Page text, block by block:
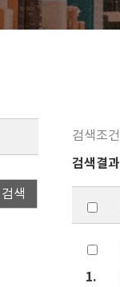
검색조건
검색
검색결과
1.